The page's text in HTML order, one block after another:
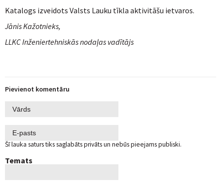
Katalogs izveidots Valsts Lauku tīkla aktivitāšu ietvaros.
Jānis Kažotnieks,
LLKC Inženiertehniskās nodaļas vadītājs
Pievienot komentāru
Šī lauka saturs tiks saglabāts privāts un nebūs pieejams publiski.
Temats